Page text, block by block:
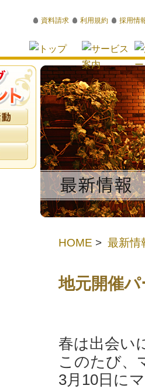
資料請求 利用規約 採用情
HOME > 最新情
地元開催
春は出会い
このたび、
3月10日に